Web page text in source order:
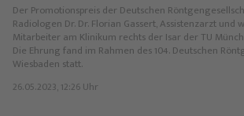
Der Promotionspreis der Deutschen
Radiologen Dr. Dr. Florian Gassert, Assistenzarzt und
Mitarbeiter am Klinikum rechts der Isar der TU
Die Ehrung fand im Rahmen des 104. Deutschen
Wiesbaden statt.
26.05.2023, 12:26 Uhr